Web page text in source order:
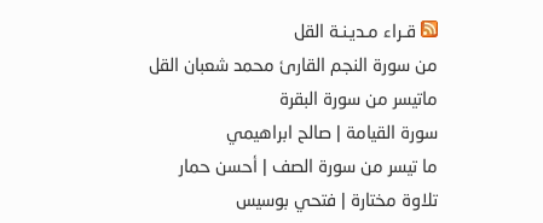
قـراء مـديـنـة القل
من سورة النجم القارئ محمد شعبان القل
ماتيسر من سورة البقرة
سورة القيامة | صالح ابراهيمي
ما تيسر من سورة الصف | أحسن حمار
تلاوة مختارة | فتحي بوسيس